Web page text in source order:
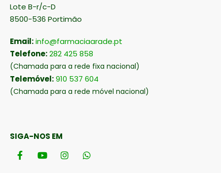
Lote B-r/c-D
8500-536 Portimão
Email:info@farmaciaarade.pt
Telefone:282 425 858
(Chamada para a rede fixa nacional)
Telemóvel:910 537 604
(Chamada para a rede móvel nacional)
SIGA-NOS EM